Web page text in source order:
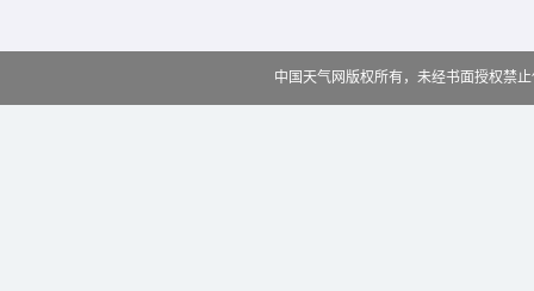
中国天气网版权所有，未经书面授权